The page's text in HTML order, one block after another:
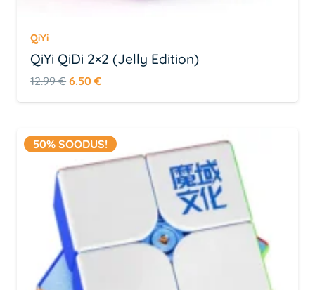
QiYi
QiYi QiDi 2×2 (Jelly Edition)
12.99€ Algne
hind
12.99 €.
6.50€Praegune
hind
6.50 €.
50% SOODUS!